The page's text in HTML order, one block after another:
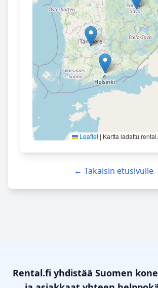
Leaflet | Kartta ladattu
← Takaisin etusivulle
Rental.fi yhdistää Suomen